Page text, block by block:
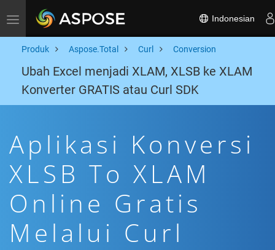
Toggle navigation Indonesian
Produk Aspose.Total Curl Conversion
Ubah Excel menjadi XLAM, XLSB ke XLAM
Konverter GRATIS atau Curl SDK
Aplikasi Konversi
XLSB To XLAM
Online Gratis
Melalui Curl